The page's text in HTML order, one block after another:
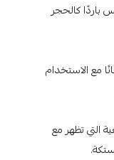
باردًا كالحجر
مع الاستخدام
التي تظهر مع